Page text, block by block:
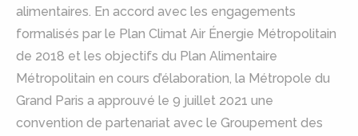
alimentaires. En accord avec les engagements
formalisés par le Plan Climat Air Énergie Métropolitain
de 2018 et les objectifs du Plan Alimentaire
Métropolitain en cours d’élaboration, la Métropole du
Grand Paris a approuvé le 9 juillet 2021 une
convention de partenariat avec le Groupement des